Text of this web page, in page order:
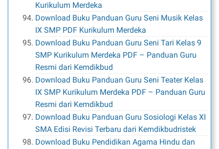
Kurikulum Merdeka
Download Buku Panduan Guru Seni Musik Kelas
IX SMP PDF Kurikulum Merdeka
Download Buku Panduan Guru Seni Tari Kelas 9
SMP Kurikulum Merdeka PDF – Panduan Guru
Resmi dari Kemdikbud
Download Buku Panduan Guru Seni Teater Kelas
IX SMP Kurikulum Merdeka PDF – Panduan Guru
Resmi dari Kemdikbud
Download Buku Panduan Guru Sosiologi Kelas XI
SMA Edisi Revisi Terbaru dari Kemdikbudristek
Download Buku Pendidikan Agama Hindu dan